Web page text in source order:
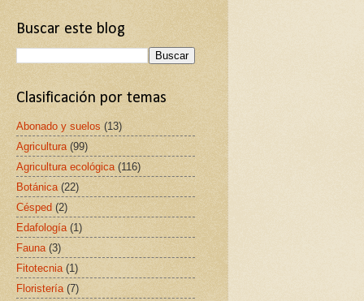
Buscar este blog
Clasificación por temas
Abonado y suelos (13)
Agricultura (99)
Agricultura ecológica (116)
Botánica (22)
Césped (2)
Edafología (1)
Fauna (3)
Fitotecnia (1)
Floristería (7)